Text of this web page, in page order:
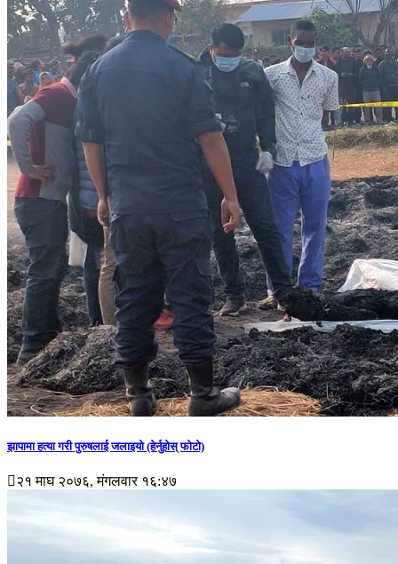
झापामा हत्या गरी पुरुषलाई जलाइयो (हेर्नुहाेस् फाेटाे)
२१ माघ २०७६, मंगलवार १६:४७